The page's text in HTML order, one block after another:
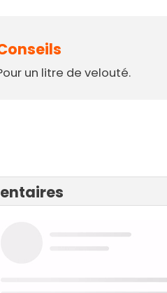
un litre de velouté.